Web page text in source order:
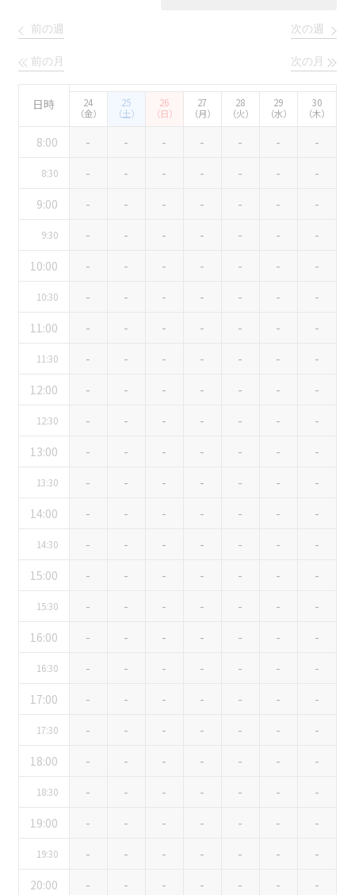
前の週 次の週
前の月 次の月
日時
24
（金）
25
（土）
26
（日）
27
（月）
28
（火）
29
（水）
30
（木）
8:00 - - - - - - -
8:30 - - - - - -
-
9:00
- - - - - - -
9:30 - - - - - -
-
10:00
- - - - - - -
10:30 - - - - - -
-
11:00
- - - - - - -
11:30 - - - - - -
-
12:00
- - - - - - -
12:30 - - - - - -
-
13:00
- - - - - - -
13:30 - - - - - -
-
14:00
- - - - - - -
14:30 - - - - - -
-
15:00
- - - - - - -
15:30 - - - - - -
-
16:00
- - - - - - -
16:30 - - - - - -
-
17:00
- - - - - - -
17:30 - - - - - -
-
18:00
- - - - - - -
18:30 - - - - - -
-
19:00
- - - - - - -
19:30 - - - - - -
-
20:00
- - - - - - -
以下からお問合せください。
03-3346-1396
受付時間 9:00～18:00（土日祝日・年末年始を除く）
WEBからのお問合せ
お問合せフォーム
ベルサール新宿セントラルパーク
ベルサール高田馬場
ベルサール秋葉原
ベルサール飯田橋駅前
ベルサール神保町
渋谷エリア
ベルサール渋谷ガーデン
六本木・虎ノ門エリア
ベルサール虎ノ門
ベルサール六本木グランドコンファレンスセンター
汐留・御成門・芝公園エリア
ベルサール御成門タワー
ベルサール東京汐留コンファレンスセンター
有明・羽田エリア
東京ガーデンシアター
ベルサール羽田空港
日時
日付／開始・終了時間から選ぶ
時間単位で選ぶ
人数／レイアウト
スクール
スクール
シアター
口の字型 T字島型
面積